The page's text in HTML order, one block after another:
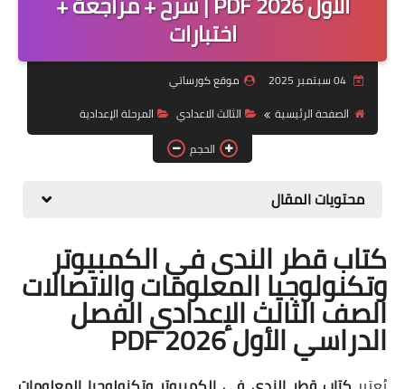
موضوعات
تربويات
تكنولوجيا
قصص للأطفال
اختبارات
04 سبتمبر 2025
موقع كورساتي
الصفحة الرئيسية
الثالث الاعدادي
المرحلة الإعدادية
الحجم
محتويات المقال
كتاب قطر الندى في الكمبيوتر
وتكنولوجيا المعلومات والاتصالات
الصف الثالث الإعدادي الفصل
الدراسي الأول 2026 PDF